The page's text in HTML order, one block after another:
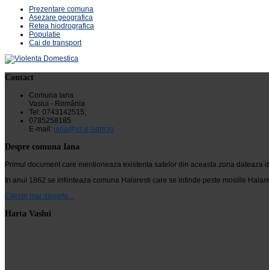
Prezentare comuna
Asezare geografica
Retea hiodrografica
Populatie
Cai de transport
Contact
Comuna Iana
Vaslui - România
Tel: 0743142515;
0785258185
E-mail: iana@vs.e-adm.ro
Despre comuna Iana
Primul document care mentioneaza existenta satelor din aceasta zona
In anul 1862 se infiinteaza comuna Halaresti care se intinde peste mosiile
Citeste mai departe...
Harta Vaslui